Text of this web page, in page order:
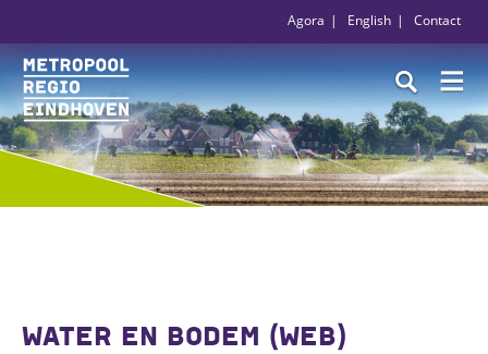
Agora English Contact
WATER EN BODEM (WEB)